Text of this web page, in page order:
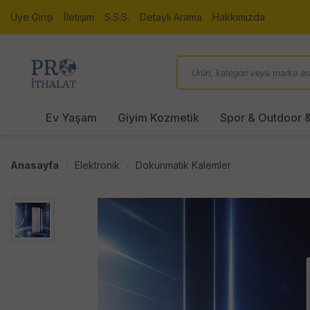
Üye Girişi İletişim S.S.S. Detaylı Arama Hakkımızda
Ev Yaşam Giyim Kozmetik Spor & Outdoor
Anasayfa Elektronik Dokunmatik Kalemler